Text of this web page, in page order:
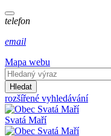
telefon
email
Mapa webu
Hledat
rozšířené vyhledávání
Svatá Maří